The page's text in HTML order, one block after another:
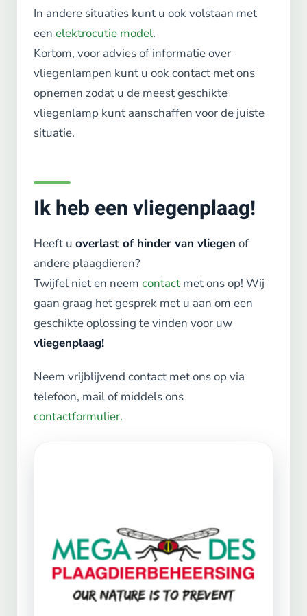
In andere situaties kunt u ook volstaan met
een elektrocutie model.
Kortom, voor advies of informatie over
vliegenlampen kunt u ook contact met ons
opnemen zodat u de meest geschikte
vliegenlamp kunt aanschaffen voor de juiste
situatie.
Ik heb een vliegenplaag!
Heeft u overlast of hinder van vliegen of
andere plaagdieren?
Twijfel niet en neem contact met ons op! Wij
gaan graag het gesprek met u aan om een
geschikte oplossing te vinden voor uw
vliegenplaag!
Neem vrijblijvend contact met ons op via
telefoon, mail of middels ons
contactformulier.